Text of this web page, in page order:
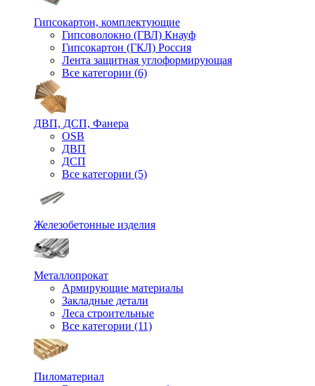
Гипсокартон, комплектующие
Гипсоволокно (ГВЛ) Кнауф
Гипсокартон (ГКЛ) Россия
Лента защитная углоформирующая
Все категории (6)
ДВП, ДСП, Фанера
OSB
ДВП
ДСП
Все категории (5)
Железобетонные изделия
Металлопрокат
Армирующие материалы
Закладные детали
Леса строительные
Все категории (11)
Пиломатериал